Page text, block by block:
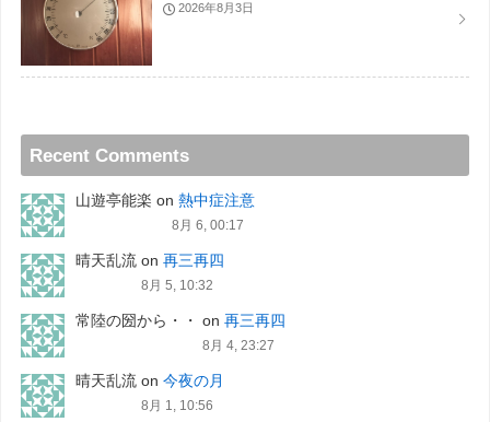
2026年8月3日
Recent Comments
山遊亭能楽 on 熱中症注意
8月 6, 00:17
晴天乱流on 再三再四
8月 5, 10:32
常陸の圀から・・ on 再三再四
8月 4, 23:27
晴天乱流on 今夜の月
8月 1, 10:56